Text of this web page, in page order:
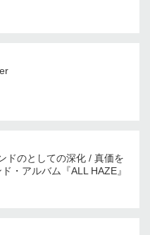
ドのとしての深化 / 真価を
・アルバム『ALL HAZE』